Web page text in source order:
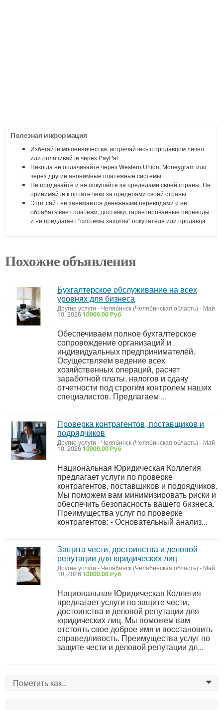
Полезная информация
Избегайте мошенничества, встречайтесь с продавцом лично
или оплачивайте через PayPal
Никогда не оплачивайте через Western Union, Moneygram или
через другие анонимные платежные системы
Не продавайте и не покупайте за пределами своей страны. Не
принимайте к оптате чеки за пределами своей страны
Этот сайт не занимается денежными переводами и не
обрабатывает платежи, доставки, гарантированные переводы
и не предлагает "системы защиты" покупателя или продавца
Похожие объявления
Бухгалтерское обслуживание на всех
уровнях для бизнеса
Другие услуги - Челябинск (Челябинская область) - Май
10, 202610000.00 Руб
Обеспечиваем полное бухгалтерское
сопровождение организаций и
индивидуальных предпринимателей.
Осуществляем ведение всех
хозяйственных операций, расчет
заработной платы, налогов и сдачу
отчетности под строгим контролем наших
специалистов. Предлагаем ...
Проверка контрагентов, поставщиков и
подрядчиков
Другие услуги - Челябинск (Челябинская область) - Май
10, 202610000.00 Руб
Национальная Юридическая Коллегия
предлагает услуги по проверке
контрагентов, поставщиков и подрядчиков.
Мы поможем вам минимизировать риски и
обеспечить безопасность вашего бизнеса.
Преимущества услуг по проверке
контрагентов: - Основательный анализ...
Защита чести, достоинства и деловой
репутации для юридических лиц
Другие услуги - Челябинск (Челябинская область) - Май
10, 202610000.00 Руб
Национальная Юридическая Коллегия
предлагает услуги по защите чести,
достоинства и деловой репутации для
юридических лиц. Мы поможем вам
отстоять свое доброе имя и восстановить
справедливость. Преимущества услуг по
защите чести и деловой репутации дл...
Пометить как... 0